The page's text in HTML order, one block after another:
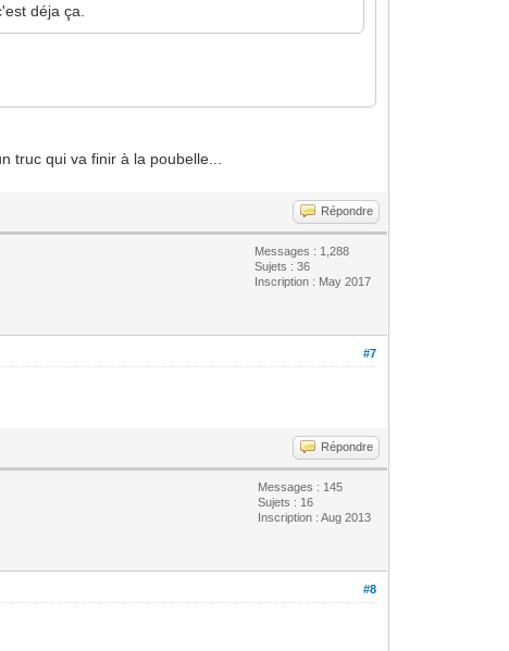
déja ça.
truc qui va finir à la poubelle...
Répondre
Messages : 1,288
Sujets : 36
Inscription : May 2017
#7
Répondre
Messages : 145
Sujets : 16
Inscription : Aug 2013
#8